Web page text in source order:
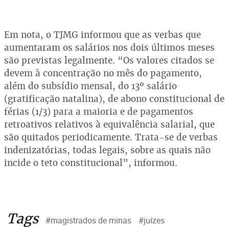
Em nota, o TJMG informou que as verbas que
aumentaram os salários nos dois últimos meses
são previstas legalmente. “Os valores citados se
devem à concentração no mês do pagamento,
além do subsídio mensal, do 13º salário
(gratificação natalina), de abono constitucional de
férias (1/3) para a maioria e de pagamentos
retroativos relativos à equivalência salarial, que
são quitados periodicamente. Trata-se de verbas
indenizatórias, todas legais, sobre as quais não
incide o teto constitucional”, informou.
Tags #magistrados de minas
#juízes